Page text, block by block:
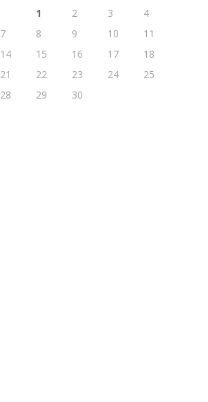
1
2 3
4
7 8 9 10
11
14 15 16 17
18
21 22 23 24
25
28 29
30